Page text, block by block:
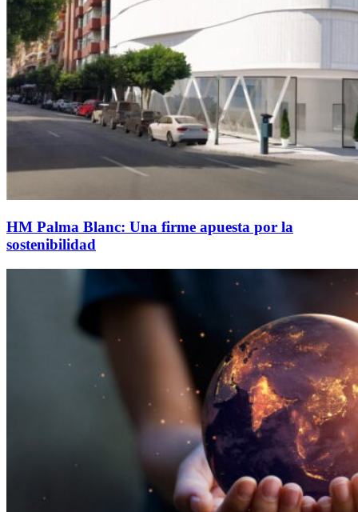
HM Palma Blanc: Una firme apuesta por la
sostenibilidad